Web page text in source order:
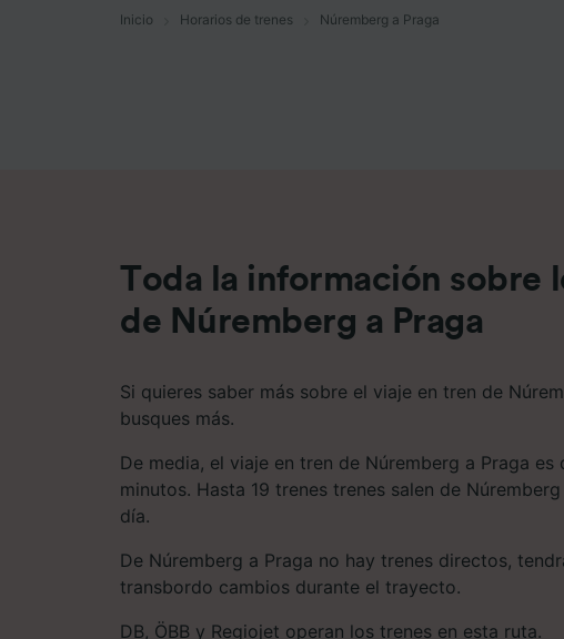
Inicio Horarios de trenes Núremberg a Praga
Toda la información sobre
de Núremberg a Praga
Si quieres saber más sobre el viaje en tren de
busques más.
De media, el viaje en tren de Núremberg a Praga es
minutos. Hasta 19 trenes trenes salen de
día.
De Núremberg a Praga no hay trenes directos,
transbordo cambios durante el trayecto.
DB, ÖBB y Regiojet operan los trenes en esta ruta.
Lista de